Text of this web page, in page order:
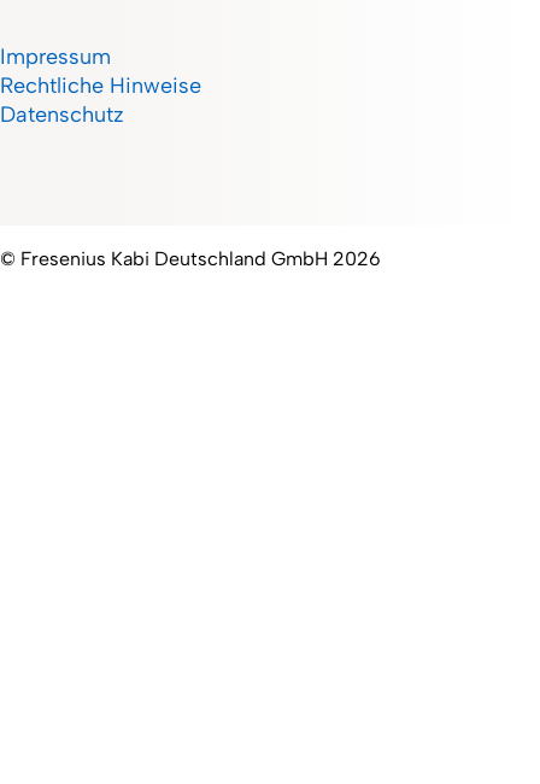
Impressum
Rechtliche Hinweise
Datenschutz
© Fresenius Kabi Deutschland GmbH 2026